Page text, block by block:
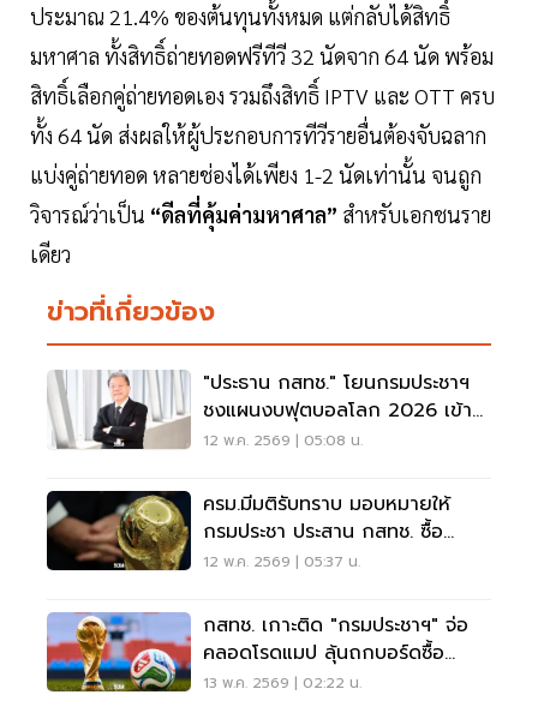
ประมาณ 21.4% ของต้นทุนทั้งหมด แต่กลับได้สิทธิ์
มหาศาล ทั้งสิทธิ์ถ่ายทอดฟรีทีวี 32 นัดจาก 64 นัด พร้อม
สิทธิ์เลือกคู่ถ่ายทอดเอง รวมถึงสิทธิ์ IPTV และ OTT ครบ
ทั้ง 64 นัด ส่งผลให้ผู้ประกอบการทีวีรายอื่นต้องจับฉลาก
แบ่งคู่ถ่ายทอด หลายช่องได้เพียง 1-2 นัดเท่านั้น จนถูก
วิจารณ์ว่าเป็น “ดีลที่คุ้มค่ามหาศาล” สำหรับเอกชนราย
เดียว
ข่าวที่เกี่ยวข้อง
"ประธาน กสทช." โยนกรมประชาฯ
ชงแผนงบฟุตบอลโลก 2026 เข้า
บอร์ด
12 พ.ค. 2569 | 05:08 น.
ครม.มีมติรับทราบ มอบหมายให้
กรมประชา ประสาน กสทช. ซื้อ
ลิขสิทธิ์ฟุตบอลโลก 2026
12 พ.ค. 2569 | 05:37 น.
กสทช. เกาะติด "กรมประชาฯ" จ่อ
คลอดโรดแมป ลุ้นถกบอร์ดซื้อ
ลิขสิทธิ์บอลโลก 2026
13 พ.ค. 2569 | 02:22 น.